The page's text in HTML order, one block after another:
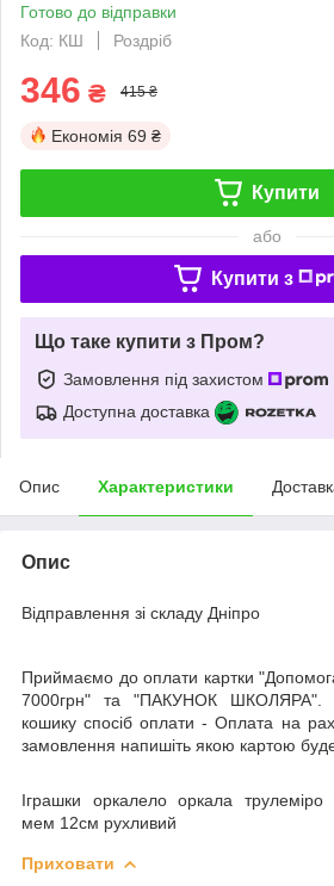
Готово до відправки
Код: КШ
Роздріб
346 ₴ 415 ₴
Економія 69 ₴
Купити
або
Купити з
Що таке купити з Пром?
Замовлення під захистом
Доступна доставка
Опис Характеристики
Опис
Відправлення зі складу Дніпро
Приймаємо до оплати картки
7000грн" та "ПАКУНОК ШКОЛЯРА".
кошику спосіб оплати - Оплата на
замовлення напишіть якою картою
Іграшки оркалело оркала трулеміро
мем 12см рухливий
Приховати